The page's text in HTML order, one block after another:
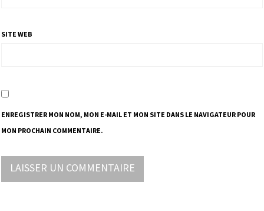
SITE WEB
ENREGISTRER MON NOM, MON E-MAIL ET MON SITE DANS LE NAVIGATEUR POUR
MON PROCHAIN COMMENTAIRE.